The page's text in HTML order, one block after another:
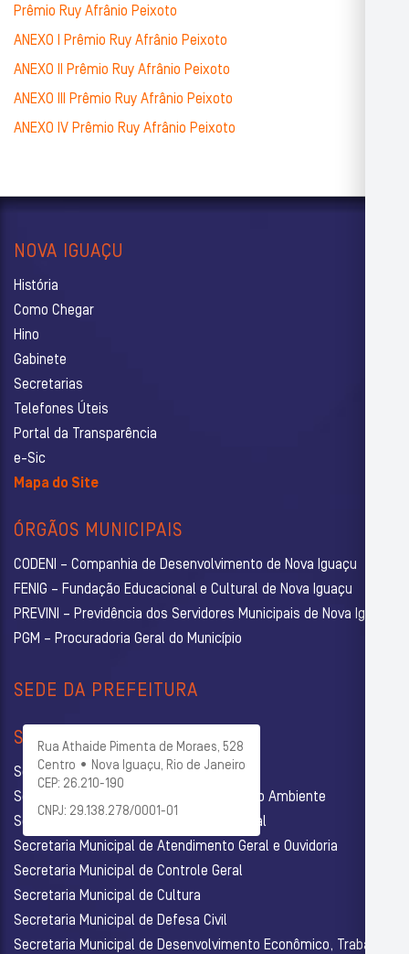
Prêmio Ruy Afrânio Peixoto
ANEXO I Prêmio Ruy Afrânio Peixoto
ANEXO II Prêmio Ruy Afrânio Peixoto
ANEXO III Prêmio Ruy Afrânio Peixoto
ANEXO IV Prêmio Ruy Afrânio Peixoto
NOVA IGUAÇU
História
Como Chegar
Hino
Gabinete
Secretarias
Telefones Úteis
Portal da Transparência
e-Sic
Mapa do Site
ÓRGÃOS MUNICIPAIS
CODENI – Companhia de Desenvolvimento de Nova Iguaçu
FENIG – Fundação Educacional e Cultural de Nova Iguaçu
PREVINI – Previdência dos Servidores Municipais de Nova Iguaçu
PGM – Procuradoria Geral do Município
SEDE DA PREFEITURA
Rua Athaide Pimenta de Moraes, 528
Centro • Nova Iguaçu, Rio de Janeiro
CEP: 26.210-190
CNPJ: 29.138.278/0001-01
SECRETARIAS
Secretaria Municipal de Administração
Secretaria Municipal de Agricultura e Meio Ambiente
Secretaria Municipal de Assistência Social
Secretaria Municipal de Atendimento Geral e Ouvidoria
Secretaria Municipal de Controle Geral
Secretaria Municipal de Cultura
Secretaria Municipal de Defesa Civil
Secretaria Municipal de Desenvolvimento Econômico, Trabalho